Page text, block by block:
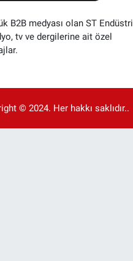
B2B medyası olan ST Endüstri
tv ve dergilerine ait özel
© 2024. Her hakkı saklıdır..